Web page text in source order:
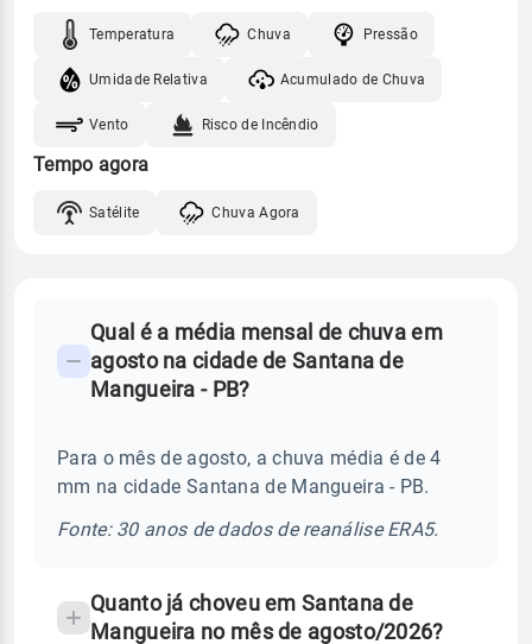
Temperatura Chuva Pressão
Umidade Relativa Acumulado de Chuva
Vento Risco de Incêndio
Tempo agora
Satélite Chuva Agora
Perguntas
frequentes
chuva
temperatura
Qual é a média mensal de chuva em
agosto na cidade de Santana de
Mangueira - PB?
Para o mês de agosto, a chuva média é de 4
mm na cidade Santana de Mangueira - PB.
Fonte: 30 anos de dados de reanálise ERA5.
Quanto já choveu em Santana de
Mangueira no mês de agosto/2026?